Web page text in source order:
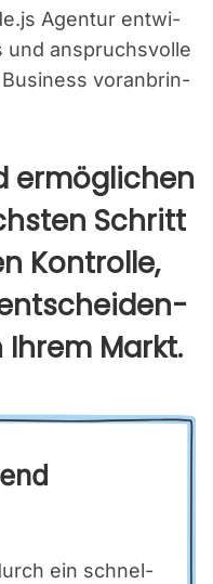
Agen­tur ent­wi­
und anspruchs­vol­le
vor­an­brin­
ermög­li­chen
Schritt
Kon­trol­le,
Markt.
ein schnel­